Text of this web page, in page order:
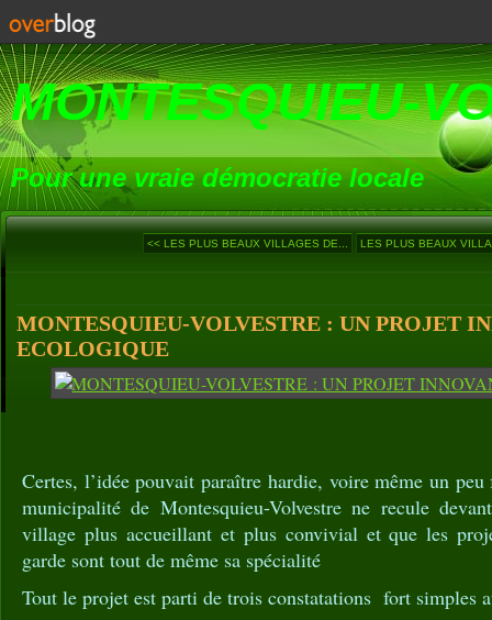
MONTESQUIEU-
Pour une vraie démocratie locale
<< LES PLUS BEAUX VILLAGES DE... LES PLUS BEAUX
MONTESQUIEU-VOLVESTRE : UN PROJET
ECOLOGIQUE
Certes, l’idée pouvait paraître hardie, voire même un
municipalité de Montesquieu-Volvestre ne recule
village plus accueillant et plus convivial et que les
garde sont tout de même sa spécialité
Tout le projet est parti de trois constatations fort simples